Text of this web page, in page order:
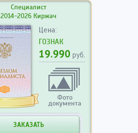
Специалист
2014-2026 Киржач
Цена:
ГОЗНАК
19.990 руб.
Фото
документа
ЗАКАЗАТЬ